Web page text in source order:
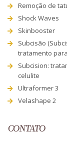
Remoção de
Shock Waves
Skinbooster
Subcisão
tratamento
Subcision:
celulite
Ultraformer 3
Velashape 2
CONTATO